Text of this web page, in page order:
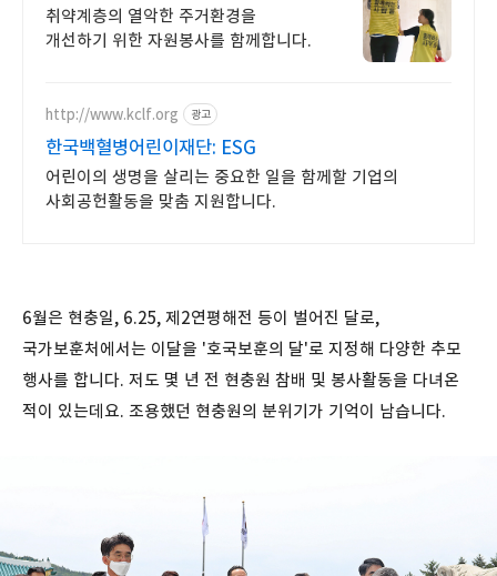
함께웃는세상 만들기
취약계층의 열악한 주거환경을
개선하기 위한 자원봉사를 함께합니다.
http://www.kclf.org 광고
한국백혈병어린이재단: ESG
어린이의 생명을 살리는 중요한 일을 함께할 기업의
사회공헌활동을 맞춤 지원합니다.
6월은 현충일, 6.25, 제2연평해전 등이 벌어진 달로,
국가보훈처에서는 이달을 '호국보훈의 달'로 지정해 다양한 추모
행사를 합니다. 저도 몇 년 전 현충원 참배 및 봉사활동을 다녀온
적이 있는데요. 조용했던 현충원의 분위기가 기억이 남습니다.